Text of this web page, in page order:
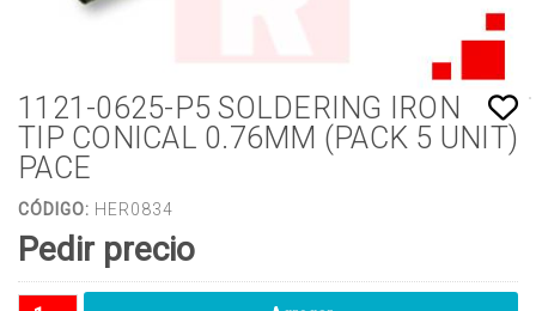
1121-0625-P5 SOLDERING IRON
TIP CONICAL 0.76MM (PACK 5 UNIT)
PACE
CÓDIGO: HER0834
Pedir precio